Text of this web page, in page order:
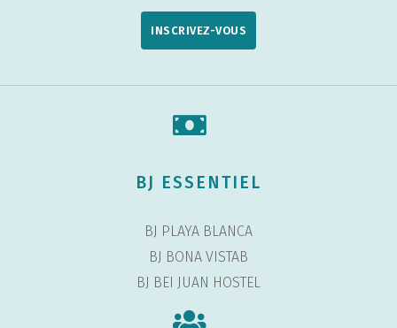
INSCRIVEZ-VOUS
BJ ESSENTIEL
BJ PLAYA BLANCA
BJ BONA VISTAB
BJ BEI JUAN HOSTEL